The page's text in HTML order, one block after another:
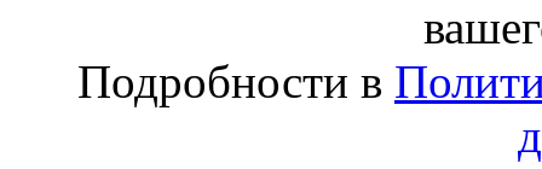
Подробности в